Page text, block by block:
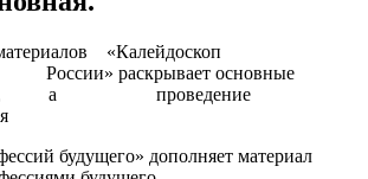
«Калейдоскоп
раскрывает основные
а проведение
будущего» дополняет материал